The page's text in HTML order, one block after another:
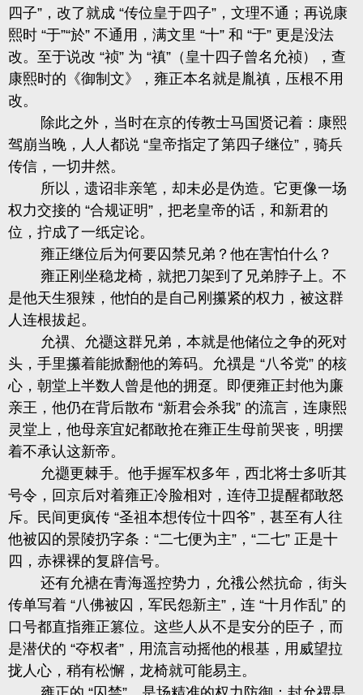
四子”，改了就成 “传位皇于四子”，文理不通；再说康
熙时 “于”“於” 不通用，满文里 “十” 和 “于” 更是没法
改。至于说改 “祯” 为 “禛”（皇十四子曾名允祯），查
康熙时的《御制文》，雍正本名就是胤禛，压根不用
改。
除此之外，当时在京的传教士马国贤记着：康熙
驾崩当晚，人人都说 “皇帝指定了第四子继位”，骑兵
传信，一切井然。
所以，遗诏非亲笔，却未必是伪造。它更像一场
权力交接的 “合规证明”，把老皇帝的话，和新君的
位，拧成了一纸定论。
雍正继位后为何要囚禁兄弟？他在害怕什么？
雍正刚坐稳龙椅，就把刀架到了兄弟脖子上。不
是他天生狠辣，他怕的是自己刚攥紧的权力，被这群
人连根拔起。
允禩、允禵这群兄弟，本就是他储位之争的死对
头，手里攥着能掀翻他的筹码。允禩是 “八爷党” 的核
心，朝堂上半数人曾是他的拥趸。即便雍正封他为廉
亲王，他仍在背后散布 “新君会杀我” 的流言，连康熙
灵堂上，他母亲宜妃都敢抢在雍正生母前哭丧，明摆
着不承认这新帝。
允禵更棘手。他手握军权多年，西北将士多听其
号令，回京后对着雍正冷脸相对，连侍卫提醒都敢怒
斥。民间更疯传 “圣祖本想传位十四爷”，甚至有人往
他被囚的景陵扔字条：“二七便为主”，“二七” 正是十
四，赤裸裸的复辟信号。
还有允禟在青海遥控势力，允䄉公然抗命，街头
传单写着 “八佛被囚，军民怨新主”，连 “十月作乱” 的
口号都直指雍正篡位。这些人从不是安分的臣子，而
是潜伏的 “夺权者”，用流言动摇他的根基，用威望拉
拢人心，稍有松懈，龙椅就可能易主。